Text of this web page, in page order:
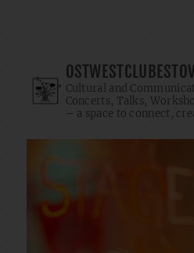
Cultural and
Concerts, Talks,
– a space to connect,